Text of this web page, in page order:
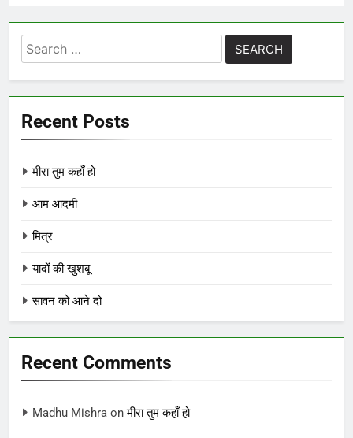
Search
for:
Recent Posts
मीरा तुम कहाँ हो
आम आदमी
मित्र
यादों की खुशबू
सावन को आने दो
Recent Comments
Madhu Mishra onमीरा तुम कहाँ हो